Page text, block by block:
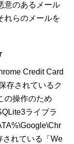
意のあるメール
れらのメールを
Credit Card
存されているク
の操作のため
ライブラ
されている「We